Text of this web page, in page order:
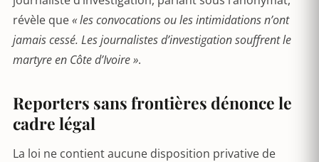
révèle que« les convocations ou les intimidations n’ont
jamais cessé. Les journalistes d’investigation souffrent le
martyre en Côte d’Ivoire ».
Reporters sans frontières dénonce le
cadre légal
La loi ne contient aucune disposition privative de